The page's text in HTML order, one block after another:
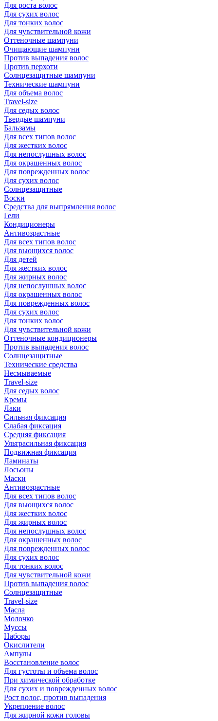
Для роста волос
Для сухих волос
Для тонких волос
Для чувствительной кожи
Оттеночные шампуни
Очищающие шампуни
Против выпадения волос
Против перхоти
Солнцезащитные шампуни
Технические шампуни
Для объема волос
Travel-size
Для седых волос
Твердые шампуни
Бальзамы
Для всех типов волос
Для жестких волос
Для непослушных волос
Для окрашенных волос
Для поврежденных волос
Для сухих волос
Солнцезащитные
Воски
Средства для выпрямления волос
Гели
Кондиционеры
Антивозрастные
Для всех типов волос
Для вьющихся волос
Для детей
Для жестких волос
Для жирных волос
Для непослушных волос
Для окрашенных волос
Для поврежденных волос
Для сухих волос
Для тонких волос
Для чувствительной кожи
Оттеночные кондиционеры
Против выпадения волос
Солнцезащитные
Технические средства
Несмываемые
Travel-size
Для седых волос
Кремы
Лаки
Сильная фиксация
Слабая фиксация
Средняя фиксация
Ультрасильная фиксация
Подвижная фиксация
Ламинаты
Лосьоны
Маски
Антивозрастные
Для всех типов волос
Для вьющихся волос
Для жестких волос
Для жирных волос
Для непослушных волос
Для окрашенных волос
Для поврежденных волос
Для сухих волос
Для тонких волос
Для чувствительной кожи
Против выпадения волос
Солнцезащитные
Travel-size
Масла
Молочко
Муссы
Наборы
Окислители
Ампулы
Восстановление волос
Для густоты и объема волос
При химической обработке
Для сухих и поврежденных волос
Рост волос, против выпадения
Укрепление волос
Для жирной кожи головы